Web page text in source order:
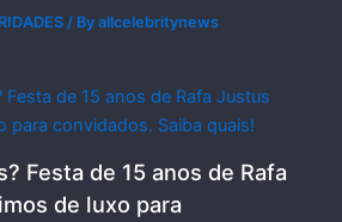
/ Byallcelebritynews
Festa de 15 anos de Rafa
de luxo para